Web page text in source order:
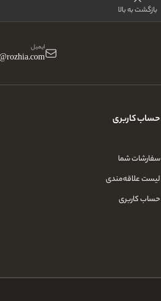
بازگشت به بالا
ایمیل
حساب کاربری
سفارشات شما
لیست علاقه‌مندی
حساب کاربری